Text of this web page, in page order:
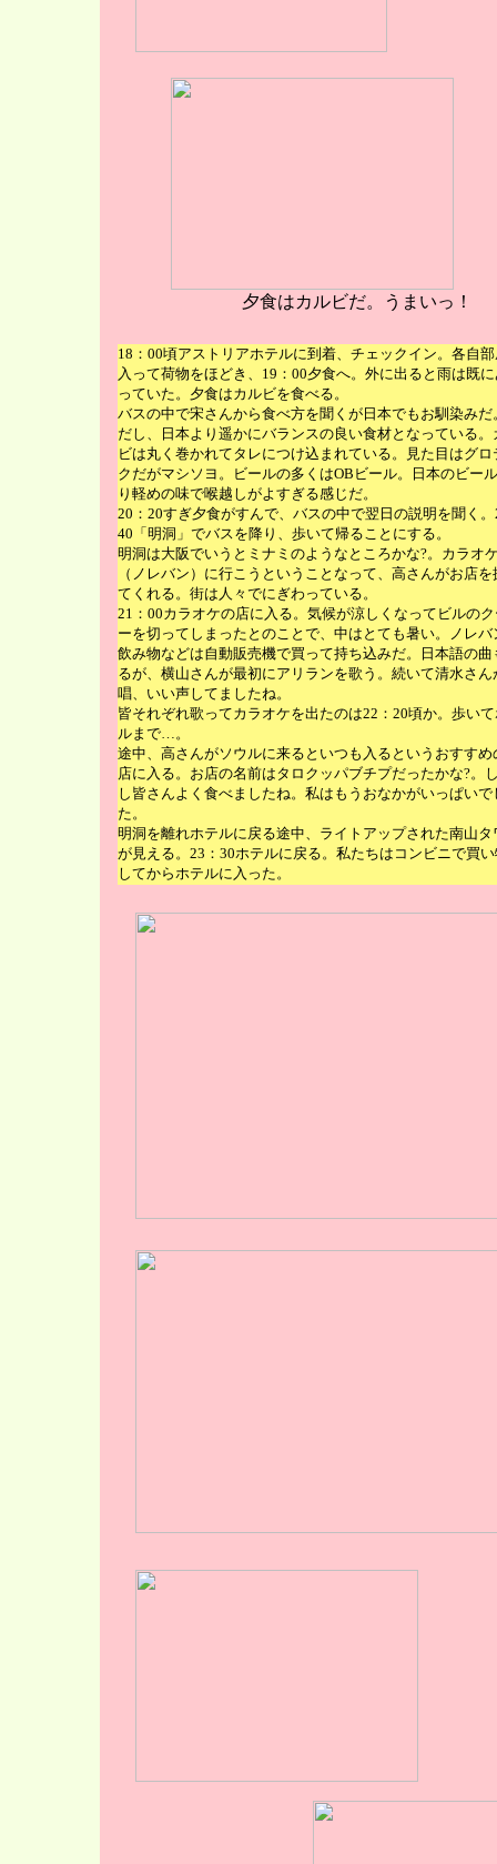
夕食はカルビだ。うまいっ！
18：00頃アストリアホテルに到着、チェックイン。各自
入って荷物をほどき、19：00夕食へ。外に出ると雨は既
っていた。夕食はカルビを食べる。
バスの中で宋さんから食べ方を聞くが日本でもお馴染みだ
だし、日本より遥かにバランスの良い食材となっている。
ビは丸く巻かれてタレにつけ込まれている。見た目はグロ
クだがマシソヨ。ビールの多くはOBビール。日本のビー
り軽めの味で喉越しがよすぎる感じだ。
20：20すぎ夕食がすんで、バスの中で翌日の説明を聞く
40「明洞」でバスを降り、歩いて帰ることにする。
明洞は大阪でいうとミナミのようなところかな?。カラオ
（ノレバン）に行こうということなって、高さんがお店を
てくれる。街は人々でにぎわっている。
21：00カラオケの店に入る。気候が涼しくなってビルの
ーを切ってしまったとのことで、中はとても暑い。ノレバ
飲み物などは自動販売機で買って持ち込みだ。日本語の曲
るが、横山さんが最初にアリランを歌う。続いて清水さん
唱、いい声してましたね。
皆それぞれ歌ってカラオケを出たのは22：20頃か。歩い
ルまで…。
途中、高さんがソウルに来るといつも入るというおすすめ
店に入る。お店の名前はタロクッパブチプだったかな?。
し皆さんよく食べましたね。私はもうおなかがいっぱいで
た。
明洞を離れホテルに戻る途中、ライトアップされた南山タ
が見える。23：30ホテルに戻る。私たちはコンビニで買
してからホテルに入った。